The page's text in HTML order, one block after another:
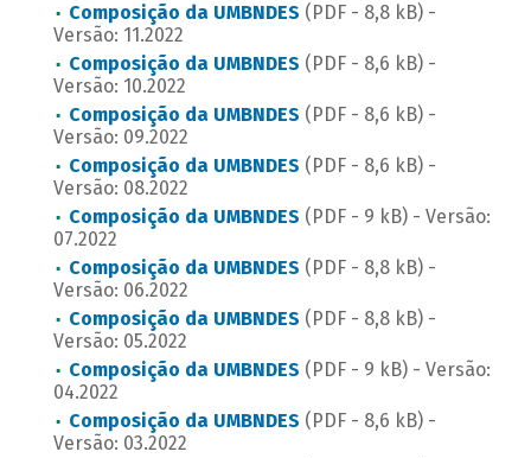
Composição da UMBNDES (PDF - 8,8 kB) -
Versão: 11.2022
Composição da UMBNDES (PDF - 8,6 kB) -
Versão: 10.2022
Composição da UMBNDES (PDF - 8,6 kB) -
Versão: 09.2022
Composição da UMBNDES (PDF - 8,6 kB) -
Versão: 08.2022
Composição da UMBNDES (PDF - 9 kB) - Versão:
07.2022
Composição da UMBNDES (PDF - 8,8 kB) -
Versão: 06.2022
Composição da UMBNDES (PDF - 8,8 kB) -
Versão: 05.2022
Composição da UMBNDES (PDF - 9 kB) - Versão:
04.2022
Composição da UMBNDES (PDF - 8,6 kB) -
Versão: 03.2022